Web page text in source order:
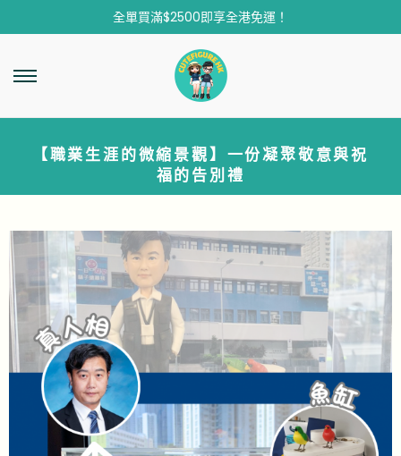
全單買滿$2500即享全港免運！
【職業生涯的微縮景觀】一份凝聚敬意與祝
福的告別禮